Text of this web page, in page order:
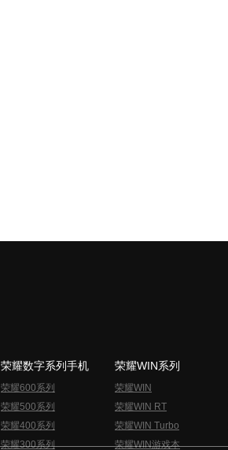
荣耀数字系列手机
荣耀600系列
荣耀500系列
荣耀400系列
荣耀300系列
荣耀WIN系列
荣耀WIN
荣耀WIN RT
荣耀WIN Turbo
荣耀WIN游戏本